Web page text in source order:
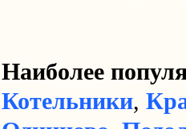
Наиболее
Котельники,